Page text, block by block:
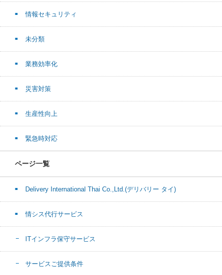
情報セキュリティ
未分類
業務効率化
災害対策
生産性向上
緊急時対応
ページ一覧
Delivery International Thai Co.,Ltd.(デリバリー タイ)
情シス代行サービス
ITインフラ保守サービス
サービスご提供条件